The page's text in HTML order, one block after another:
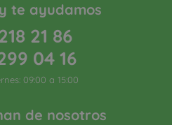
de nosotros
te ayudamos
21 86
04 16
09:00 a 15:00